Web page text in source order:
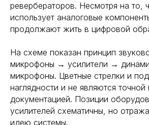
ревербераторов. Несмотря на то,
использует аналоговые
продолжают жить в цифровой
На схеме показан принцип
микрофоны → усилители →
микрофоны. Цветные стрелки и
наглядности и не являются
документацией. Позиции
усилителей схематичны, но
идею системы.